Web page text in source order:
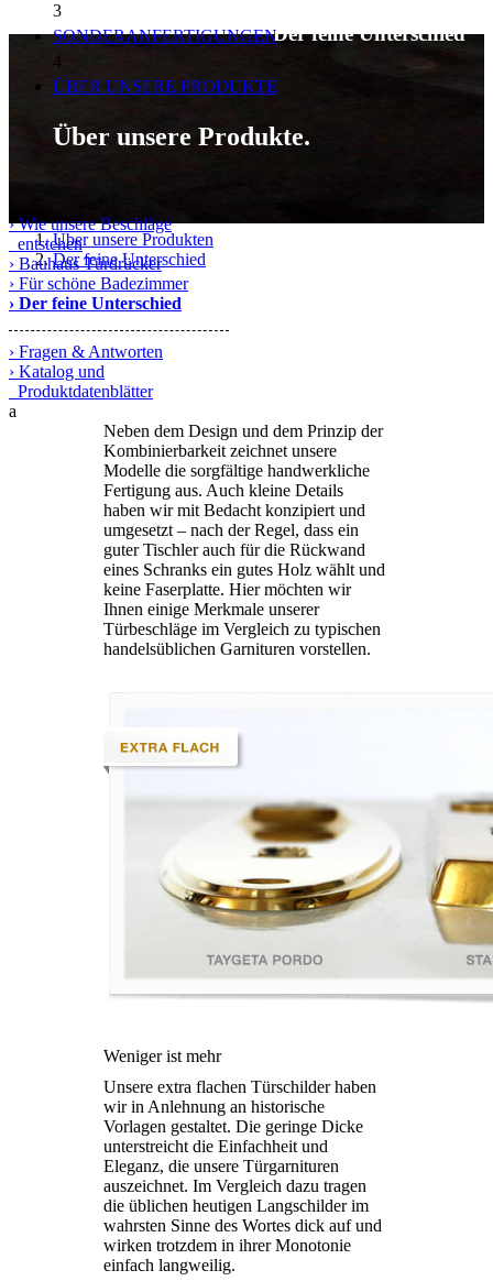
3
SONDERANFERTIGUNGEN
4
ÜBER UNSERE PRODUKTE
Der feine Unterschied
Über unsere Produkte.
Über unsere Produkten
Der feine Unterschied
› Wie unsere Beschläge
entstehen
› Bauhaus Türdrücker
› Für schöne Badezimmer
› Der feine Unterschied
› Fragen & Antworten
› Katalog und
Produktdatenblätter
a
Neben dem Design und dem Prinzip der
Kombinierbarkeit zeichnet unsere
Modelle die sorgfältige handwerkliche
Fertigung aus. Auch kleine Details
haben wir mit Bedacht konzipiert und
umgesetzt – nach der Regel, dass ein
guter Tischler auch für die Rückwand
eines Schranks ein gutes Holz wählt und
keine Faserplatte. Hier möchten wir
Ihnen einige Merkmale unserer
Türbeschläge im Vergleich zu typischen
handelsüblichen Garnituren vorstellen.
Weniger ist mehr
Unsere extra flachen Türschilder haben
wir in Anlehnung an historische
Vorlagen gestaltet. Die geringe Dicke
unterstreicht die Einfachheit und
Eleganz, die unsere Türgarnituren
auszeichnet. Im Vergleich dazu tragen
die üblichen heutigen Langschilder im
wahrsten Sinne des Wortes dick auf und
wirken trotzdem in ihrer Monotonie
einfach langweilig.